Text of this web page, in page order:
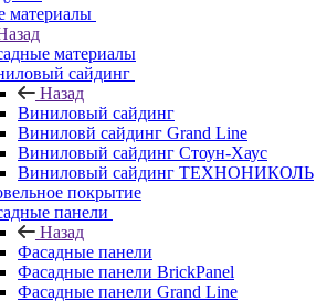
материалы
материалы
сайдинг
Назад
Виниловый сайдинг
Виниловй сайдинг Grand Line
Виниловый сайдинг Стоун-Хаус
Виниловый сайдинг ТЕХНОНИКОЛЬ
покрытие
панели
Назад
Фасадные панели
Фасадные панели BrickPanel
Фасадные панели Grand Line